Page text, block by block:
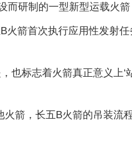
研制的一型新型运载火箭
箭首次执行应用性发射
标志着火箭真正意义上
箭，长五B火箭的吊装流